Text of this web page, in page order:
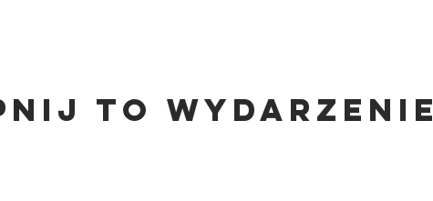
to wydarzenie